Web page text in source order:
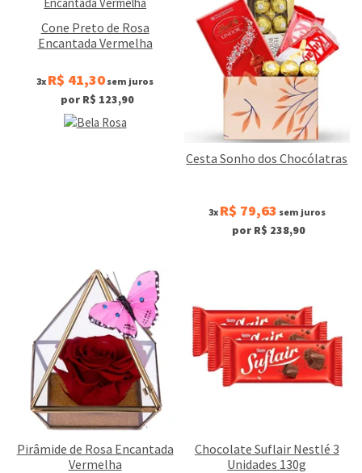
Cone Preto de Rosa
Encantada Vermelha
3x R$ 41,30 sem juros
por R$ 123,90
Cesta Sonho dos Chocólatras
3x R$ 79,63 sem juros
por R$ 238,90
Pirâmide de Rosa Encantada
Vermelha
Chocolate Suflair Nestlé 3
Unidades 130g